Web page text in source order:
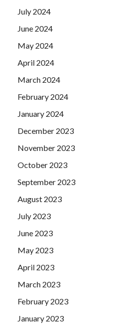
July 2024
June 2024
May 2024
April 2024
March 2024
February 2024
January 2024
December 2023
November 2023
October 2023
September 2023
August 2023
July 2023
June 2023
May 2023
April 2023
March 2023
February 2023
January 2023